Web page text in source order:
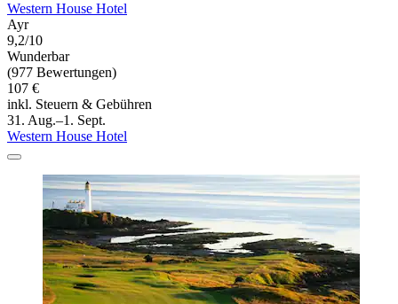
Western House Hotel
Ayr
9,2/10
Wunderbar
(977 Bewertungen)
107 €
inkl. Steuern & Gebühren
31. Aug.–1. Sept.
Western House Hotel